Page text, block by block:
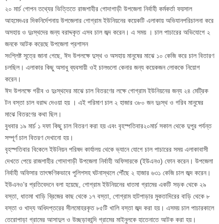
২০ মার্চ গোপন তথ্যের ভিত্তিতে রাজশাহীর গোদাগাড়ী উপজেলা নির্বাহী কর্মকর্তা ফয়সাল
আহমেদএর দিকনির্দেশনায় উপজেলার গোগ্রাম ইউনিয়নের কয়েকটি এলাকায় অভিযানপরিচালনা করে
অসহায় ও দুঃস্থদের জন্য বরাদ্দকৃত এসব চাল জব্দ করেন। এ সময় । চাল পাচারের অভিযোগে ২
জনকে আটক করেছে উপজেলা প্রশাসন
সংশ্লিষ্ট সূত্রে জানা গেছে, ঈদ উপলক্ষে দুস্থ ও অসহায় মানুষের মাঝে ১০ কেজি করে চাল বিতারণ
চলছিল। এলাকার কিছু অসাধু ব্যবসায়ী ওই চালগুলো কেনার জন্য কয়েকজন লোককে নিয়োগ
করেন।
ঈদ উপলক্ষে গরীব ও দুঃস্থদের মাঝে চাল বিতরণের লক্ষে গোগ্রাম ইউনিয়নের জন্য ২৪ মেট্রিক
টন বস্তা চাল বরাদ্দ দেওয়া হয় । এই পরিমাণ চাল ২ হাজার ৩৮০ জন দুঃস্থ ও গরিব মানুষের
মাঝে বিতরণের কথা ছিল।
বুধবার ১৯ মার্চ ১ দফা কিছু চাল বিতরণ করা হয় এবং বৃহস্পতিবার২০মার্চ সকাল থেকে দুপুর পর্যন্ত
সম্পূর্ণ চাল বিতরণ দেখানো হয়।
বৃহস্পতিবার বিকেলে ইউনিয়ন পরিষদ কার্যালয় থেকে ভ্যানে যোগে চাল পাচারের সময় এলাকাবাসী
দেখতে পেয়ে রাজশাহীর গোদাগাড়ী উপজেলা নির্বাহী অফিসারকে (ইউএনও) ফোন করেন। উপজেলা
নির্বাহী অফিসার তাৎক্ষণিকভাবে পুলিশসহ ঘটনাস্থলে পৌঁছে ২ হাজার ৬৩১ কেজি চাল জব্দ করেন।
ইউএনও’র প্রতিবেদনে বলা হয়েছে, গোগ্রাম ইউনিয়নের ধাতমা গ্রামের একটি সড়ক থেকে ২৯
বস্তা, ধাতমা খাড়ি ব্রিজের কাছ থেকে ১৭ বস্তা, গোগ্রাম হাটপাড়ার মুকতাদিরের বাড়ি থেকে ৮
বস্তা ও খাদ্য অধিদপ্তরের সীলমোহরকৃত ৮৫টি খালি বস্তা জব্দ করা হয়। এসময় চাল পাচারকালে
তেরোপাড়া গ্রামের আসাদুল ও উচ্ছড়াকান্দি গ্রামের মাইনুলকে হাতেনাতে আটক করা হয়।